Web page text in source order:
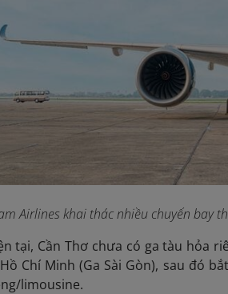
Airlines khai thác nhiều chuyến bay
tại, Cần Thơ chưa có ga tàu hỏa
Chí Minh (Ga Sài Gòn), sau đó
limousine.